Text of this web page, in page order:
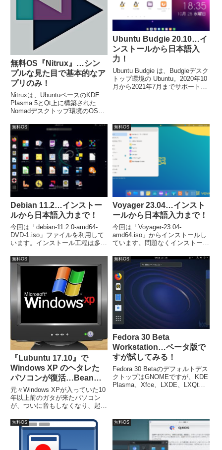
無料OS『Nitrux』…シン
プルな見た目で基本的なア
プリのみ！
Nitruxは、UbuntuベースのKDE ​​
Plasma 5とQt上に構築された
Nomadデスクトップ環境のOS
トールされているアプリも最小
限。好みのアプリを、NXソフト
ウェアセンターからインストール
するだけ。
Ubuntu Budgie 20.10…イ
ンストールから日本語入
力！
Ubuntu Budgie は、Budgieデスク
トップ環境の Ubuntu。2020年10
月から2021年7月までサポートさ
無料OS
Debian 11.2…インストー
ルから日本語入力まで！
今回は「debian-11.2.0-amd64-
DVD-1.iso」ファイルを利用して
います。インストール工程は多い
ます。
無料OS
Voyager 23.04…インスト
ールから日本語入力まで！
今回は「Voyager-23.04-
amd64.iso」からインストールし
ています。問題なくインストール
っていました。
無料OS
『Lubuntu 17.10』で
Windows XP のヘタレた
パソコンが復活…Beanも
Mintもダメだった！
元々Windows XPが入っていた10
年以上前のガタが来たパソコン
が、ついに音もしなくなり、起動
ました。しかし、『Lubuntu
17.10』で復活！YouTubeで音楽
を聞くことも、普通に動画鑑賞も
出来ました。
無料OS
Fedora 30 Beta
Workstation…ベータ版で
すが試してみる！
Fedora 30 Betaのデフォルトデス
クトップはGNOMEですが、KDE
Plasma、Xfce、LXDE、LXQt、
無料OS 無料OS